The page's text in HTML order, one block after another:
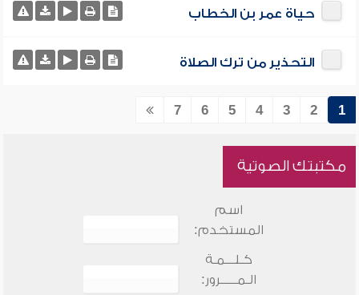
حياة عمر بن الخطاب
التحذير من ترك الصلاة
1
2
3
4
5
6
7
مكتبتك الصوتية
اسم
المستخدم:
كـلـــمـة
الـمـــــرور: